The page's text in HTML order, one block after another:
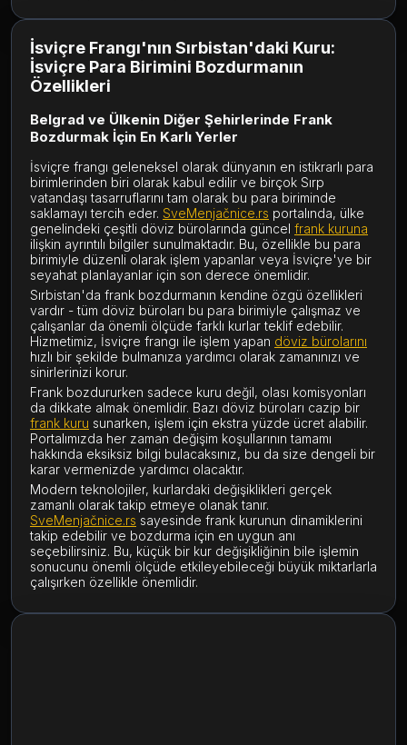
İsviçre Frangı'nın Sırbistan'daki Kuru:
İsviçre Para Birimini Bozdurmanın
Özellikleri
Belgrad ve Ülkenin Diğer Şehirlerinde Frank
Bozdurmak İçin En Karlı Yerler
İsviçre frangı geleneksel olarak dünyanın en istikrarlı para
birimlerinden biri olarak kabul edilir ve birçok Sırp
vatandaşı tasarruflarını tam olarak bu para biriminde
saklamayı tercih eder. SveMenjačnice.rs portalında, ülke
genelindeki çeşitli döviz bürolarında güncel frank kuruna
ilişkin ayrıntılı bilgiler sunulmaktadır. Bu, özellikle bu para
birimiyle düzenli olarak işlem yapanlar veya İsviçre'ye bir
seyahat planlayanlar için son derece önemlidir.
Sırbistan'da frank bozdurmanın kendine özgü özellikleri
vardır - tüm döviz büroları bu para birimiyle çalışmaz ve
çalışanlar da önemli ölçüde farklı kurlar teklif edebilir.
Hizmetimiz, İsviçre frangı ile işlem yapan döviz bürolarını
hızlı bir şekilde bulmanıza yardımcı olarak zamanınızı ve
sinirlerinizi korur.
Frank bozdururken sadece kuru değil, olası komisyonları
da dikkate almak önemlidir. Bazı döviz büroları cazip bir
frank kuru sunarken, işlem için ekstra yüzde ücret alabilir.
Portalımızda her zaman değişim koşullarının tamamı
hakkında eksiksiz bilgi bulacaksınız, bu da size dengeli bir
karar vermenizde yardımcı olacaktır.
Modern teknolojiler, kurlardaki değişiklikleri gerçek
zamanlı olarak takip etmeye olanak tanır.
SveMenjačnice.rs sayesinde frank kurunun dinamiklerini
takip edebilir ve bozdurma için en uygun anı
seçebilirsiniz. Bu, küçük bir kur değişikliğinin bile işlemin
sonucunu önemli ölçüde etkileyebileceği büyük miktarlarla
çalışırken özellikle önemlidir.